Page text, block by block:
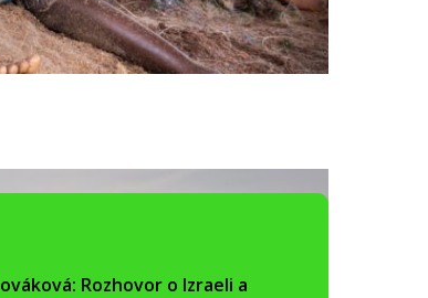
Rozhovor o Izraeli a